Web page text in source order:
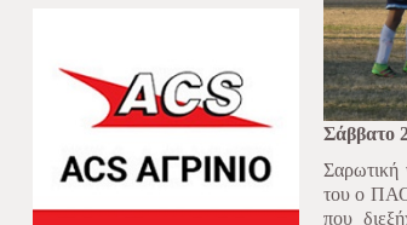
Σάββατο
Σαρωτική
του ο
που